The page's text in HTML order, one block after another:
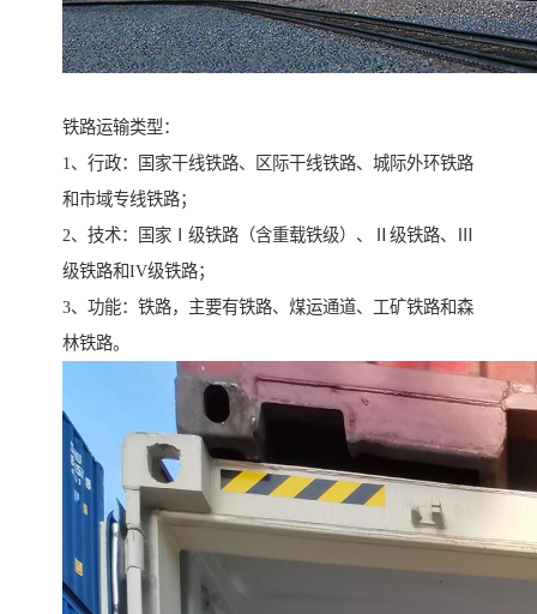
铁路运输类型：
1、行政：国家干线铁路、区际干线铁路、城际外环铁路
和市域专线铁路；
2、技术：国家Ⅰ级铁路（含重载铁级）、Ⅱ级铁路、Ⅲ
级铁路和IV级铁路；
3、功能：铁路，主要有铁路、煤运通道、工矿铁路和森
林铁路。